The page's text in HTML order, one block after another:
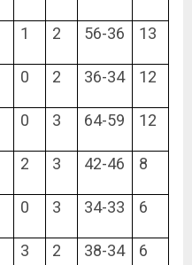
1 2 56-36 13
0 2 36-34 12
0 3 64-59 12
2 3 42-46 8
0 3 34-33 6
3 2 38-34 6